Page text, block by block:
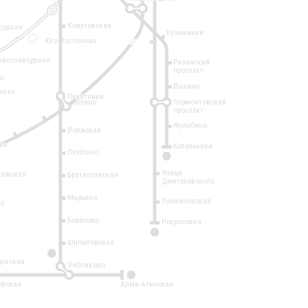
2
14
Кузьминки
Рязанский
проспект
Выхино
Лермонтовский
проспект
Жулебино
Котельники
Кожуховская
Печатники
Волжская
Люблино
Братиславская
Марьино
Борисово
Шипиловская
Зябликово
Алма-Атинская
Улица
Дмитриевского
Лухмановская
Некрасовка
Косино
Юго-Восточная